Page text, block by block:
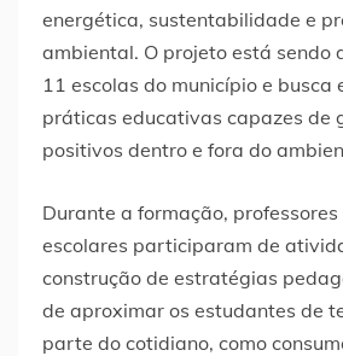
energética, sustentabilidade e
ambiental. O projeto está sendo
11 escolas do município e busca
práticas educativas capazes de
positivos dentro e fora do
Durante a formação, professores
escolares participaram de
construção de estratégias
de aproximar os estudantes de
parte do cotidiano, como